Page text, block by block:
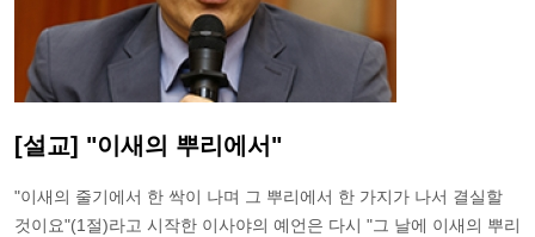
[설교] "이새의 뿌리에서"
"이새의 줄기에서 한 싹이 나며 그 뿌리에서 한 가지가 나서 결실할
것이요"(1절)라고 시작한 이사야의 예언은 다시 "그 날에 이새의 뿌리